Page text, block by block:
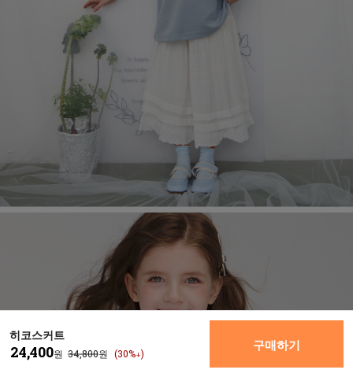
히코스커트
24,400원 34,800원 (30%↓)
구매하기